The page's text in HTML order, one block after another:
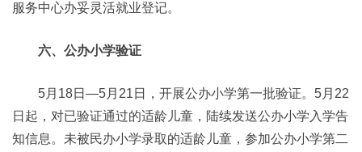
服务中心办妥灵活就业登记。
六、公办小学验证
5月18日—5月21日，开展公办小学第一批验证。5月22
日起，对已验证通过的适龄儿童，陆续发送公办小学入学告
知信息。未被民办小学录取的适龄儿童，参加公办小学第二